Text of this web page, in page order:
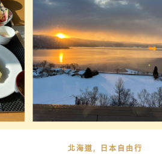
北海道, 日本自由行